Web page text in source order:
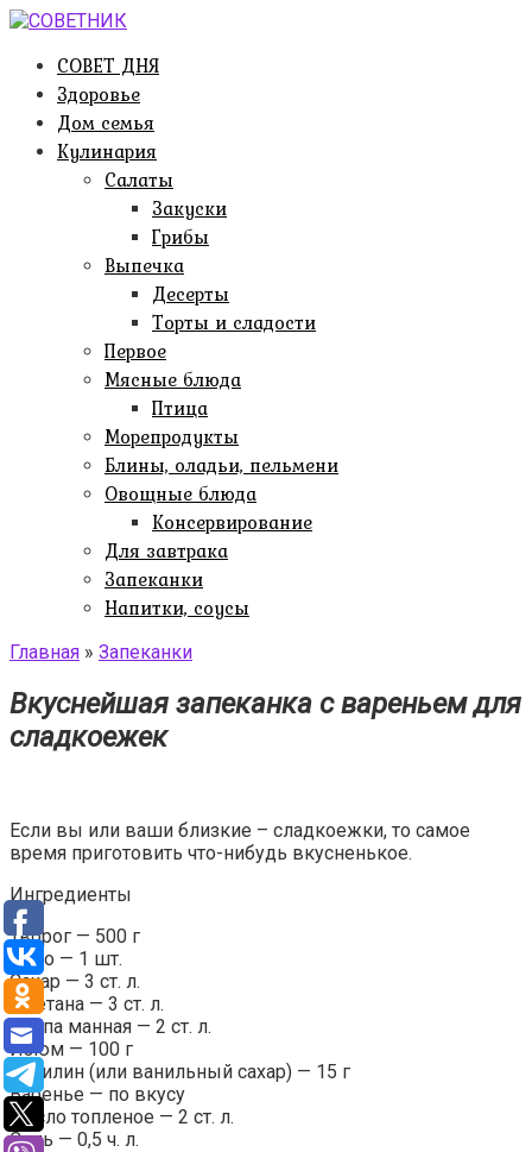
Перейти
контентуСОВЕТ ДНЯ
Здоровье
Дом семья
Кулинария
Салаты
Закуски
Грибы
Выпечка
Десерты
Торты и сладости
Первое
Мясные блюда
Птица
Морепродукты
Блины, оладьи, пельмени
Овощные блюда
Консервирование
Для завтрака
Запеканки
Напитки, соусы
Главная » Запеканки
Вкуснейшая запеканка с вареньем для
сладкоежек
Если вы или ваши близкие – сладкоежки, то самое
время приготовить что-нибудь вкусненькое.
Ингредиенты
Творог — 500 г
Яйцо — 1 шт.
Сахар — 3 ст. л.
Сметана — 3 ст. л.
Крупа манная — 2 ст. л.
Изюм — 100 г
Ванилин (или ванильный сахар) — 15 г
Варенье — по вкусу
Масло топленое — 2 ст. л.
Соль — 0,5 ч. л.